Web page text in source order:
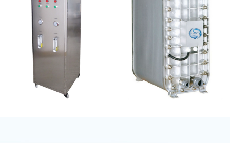
MK-TC100 EDI设备
MK-TC500 EDI设备维
修